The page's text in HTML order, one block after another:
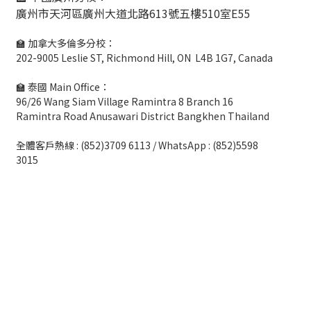
廣州市天河區廣州大道北路613號五樓510室E55
🏫 加拿大多倫多分校：
202-9005 Leslie ST, Richmond Hill, ON L4B 1G7, Canada
🏫 泰國 Main Office：
96/26 Wang Siam Village Ramintra 8 Branch 16
Ramintra Road Anusawari District Bangkhen Thailand
全體客戶熱線 : (852)3709 6113 / WhatsApp : (852)5598
3015